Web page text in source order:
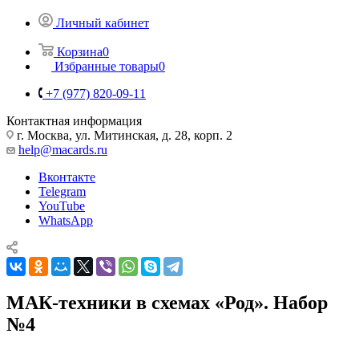
Личный кабинет
Корзина0
Избранные товары0
+7 (977) 820-09-11
Контактная информация
г. Москва, ул. Митинская, д. 28, корп. 2
help@macards.ru
Вконтакте
Telegram
YouTube
WhatsApp
МАК-техники в схемах «Род». Набор
№4